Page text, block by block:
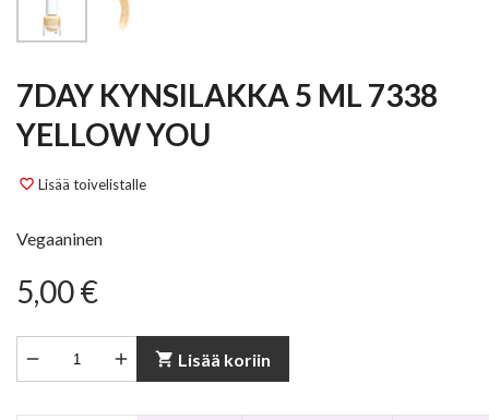
7DAY KYNSILAKKA 5 ML 7338
YELLOW YOU
favorite_border Lisää toivelistalle
Vegaaninen
5,00 €
  shopping_cart Lisää koriin